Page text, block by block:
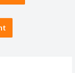
sans m'avoir